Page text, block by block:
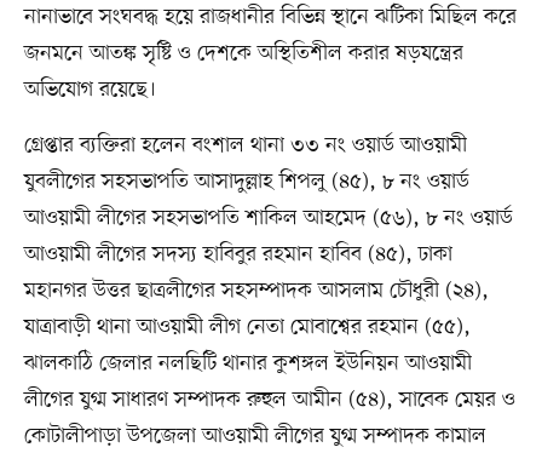
নানাভাবে সংঘবদ্ধ হয়ে রাজধানীর বিভিন্ন স্থানে ঝটিকা মিছিল করে
জনমনে আতঙ্ক সৃষ্টি ও দেশকে অস্থিতিশীল করার ষড়যন্ত্রের
অভিযোগ রয়েছে।
গ্রেপ্তার ব্যক্তিরা হলেন বংশাল থানা ৩৩ নং ওয়ার্ড আওয়ামী
যুবলীগের সহসভাপতি আসাদুল্লাহ শিপলু (৪৫), ৮ নং ওয়ার্ড
আওয়ামী লীগের সহসভাপতি শাকিল আহমেদ (৫৬), ৮ নং ওয়ার্ড
আওয়ামী লীগের সদস্য হাবিবুর রহমান হাবিব (৪৫), ঢাকা
মহানগর উত্তর ছাত্রলীগের সহসম্পাদক আসলাম চৌধুরী (২৪),
যাত্রাবাড়ী থানা আওয়ামী লীগ নেতা মোবাশ্বের রহমান (৫৫),
ঝালকাঠি জেলার নলছিটি থানার কুশঙ্গল ইউনিয়ন আওয়ামী
লীগের যুগ্ম সাধারণ সম্পাদক রুহুল আমীন (৫৪), সাবেক মেয়র ও
কোটালীপাড়া উপজেলা আওয়ামী লীগের যুগ্ম সম্পাদক কামাল